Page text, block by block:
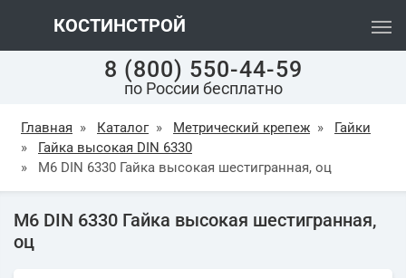
КОСТИНСТРОЙ
8 (800) 550-44-59
по России бесплатно
Главная » Каталог » Метрический крепеж »
Гайки
»
Гайка высокая DIN 6330
»
М6 DIN 6330 Гайка высокая шестигранная, оц
М6 DIN 6330 Гайка высокая шестигранная,
оц